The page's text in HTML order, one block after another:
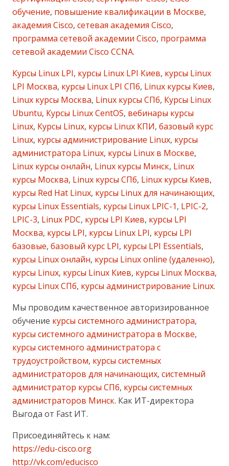
обучение, повышение квалификации в Москве,
академия Cisco, сетевая академия Cisco,
программа сетевой академии Cisco, программа
сетевой академии Cisco CCNA.
Курсы Linux LPI, курсы Linux LPI Киев, курсы Linux
LPI Москва, курсы Linux LPI СПб, Linux курсы Киев,
Linux курсы Москва, Linux курсы СПб, Курсы Linux
Ubuntu, Курсы Linux CentOS, вебинары курсы
Linux, Курсы Linux, курсы Linux КПИ, базовый курс
Linux, курсы администрирование Linux, курсы
администратора Linux, курсы Linux в Москве,
Linux курсы онлайн, Linux курсы Минск, Linux
курсы Москва, Linux курсы СПб, Linux курсы Киев,
курсы Red Hat Linux, курсы Linux для начинающих,
курсы Linux Essentials, курсы Linux LPIC-1, LPIC-2,
LPIC-3, Linux PDC, курсы LPI Киев, курсы LPI
Москва, курсы LPI, курсы Linux LPI, курсы LPI
базовые, базовый курс LPI, курсы LPI Essentials,
курсы Linux онлайн, курсы Linux online (удаленно),
курсы Linux, курсы Linux Киев, курсы Linux Москва,
курсы Linux СПб, курсы администрирование Linux.
Мы проводим качественное авторизированное
обучение курсы системного администратора,
курсы системного администратора в Москве,
курсы системного администратора с
трудоустройством, курсы системных
администраторов для начинающих, системный
администратор курсы СПб, курсы системных
администраторов Минск. Как ИТ-директора
Выгода от Fast ИТ.
Присоединяйтесь к нам:
https://edu-cisco.org
http://vk.com/educisco